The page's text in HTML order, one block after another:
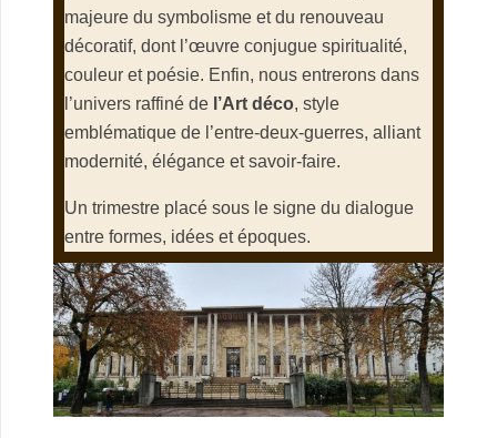
majeure du symbolisme et du renouveau
décoratif, dont l’œuvre conjugue spiritualité,
couleur et poésie. Enfin, nous entrerons dans
l’univers raffiné de l’Art déco, style
emblématique de l’entre‑deux‑guerres, alliant
modernité, élégance et savoir‑faire.
Un trimestre placé sous le signe du dialogue
entre formes, idées et époques.